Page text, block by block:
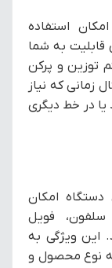
استفاده
به شما
توزین و پرکن
زمانی که نیاز
یا در خط دیگری
امکان
سلفون، فویل
این ویژگی به
نوع محصول و